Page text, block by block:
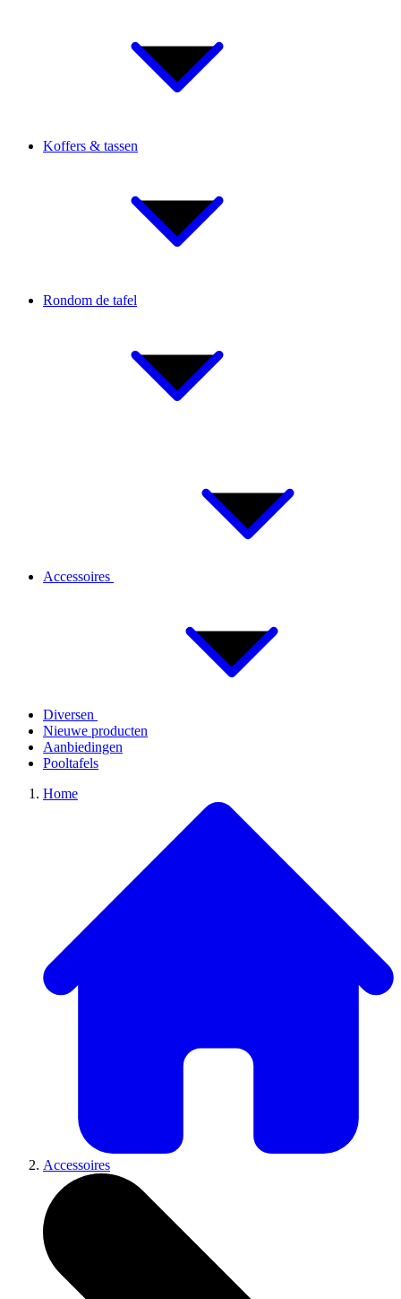
Koffers & tassen
Rondom de tafel
Accessoires
Diversen
Nieuwe producten
Aanbiedingen
Pooltafels
Home
Accessoires